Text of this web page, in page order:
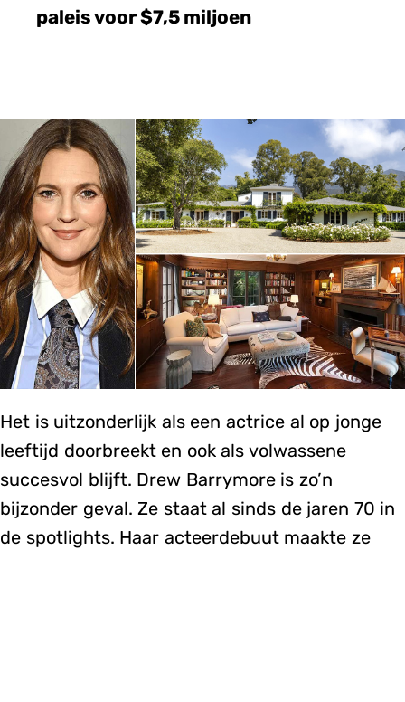
paleis voor $7,5 miljoen
Het is uitzonderlijk als een actrice al op jonge
leeftijd doorbreekt en ook als volwassene
succesvol blijft. Drew Barrymore is zo’n
bijzonder geval. Ze staat al sinds de jaren 70 in
de spotlights. Haar acteerdebuut maakte ze